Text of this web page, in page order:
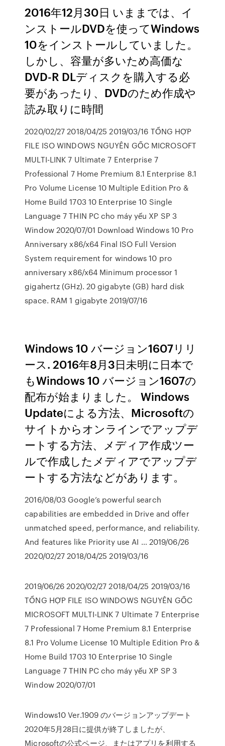
2016年12月30日 いままでは、イ
ンストールDVDを使ってWindows
10をインストールしていました。
しかし、容量が多いため高価な
DVD-R DLディスクを購入する必
要があったり、DVDのため作成や
読み取りに時間
2020/02/27 2018/04/25 2019/03/16 TỔNG HỢP
FILE ISO WINDOWS NGUYÊN GỐC MICROSOFT
MULTI-LINK 7 Ultimate 7 Enterprise 7
Professional 7 Home Premium 8.1 Enterprise 8.1
Pro Volume License 10 Multiple Edition Pro &
Home Build 1703 10 Enterprise 10 Single
Language 7 THIN PC cho máy yếu XP SP 3
Window 2020/07/01 Download Windows 10 Pro
Anniversary x86/x64 Final ISO Full Version
System requirement for windows 10 pro
anniversary x86/x64 Minimum processor 1
gigahertz (GHz). 20 gigabyte (GB) hard disk
space. RAM 1 gigabyte 2019/07/16
Windows 10 バージョン1607リリ
ース. 2016年8月3日未明に日本で
もWindows 10 バージョン1607の
配布が始まりました。 Windows
Updateによる方法、Microsoftの
サイトからオンラインでアップデ
ートする方法、メディア作成ツー
ルで作成したメディアでアップデ
ートする方法などがあります。
2016/08/03 Google’s powerful search
capabilities are embedded in Drive and offer
unmatched speed, performance, and reliability.
And features like Priority use AI … 2019/06/26
2020/02/27 2018/04/25 2019/03/16
2019/06/26 2020/02/27 2018/04/25 2019/03/16
TỔNG HỢP FILE ISO WINDOWS NGUYÊN GỐC
MICROSOFT MULTI-LINK 7 Ultimate 7 Enterprise
7 Professional 7 Home Premium 8.1 Enterprise
8.1 Pro Volume License 10 Multiple Edition Pro &
Home Build 1703 10 Enterprise 10 Single
Language 7 THIN PC cho máy yếu XP SP 3
Window 2020/07/01
Windows10 Ver.1909 のバージョンアップデート
2020年5月28日に提供が終了しましたが、
Microsoftの公式ページ、またはアプリを利用する